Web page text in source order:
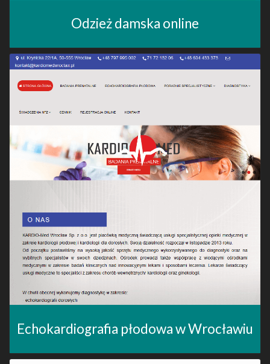
Odzież damska online
Echokardiografia płodowa w Wrocławiu